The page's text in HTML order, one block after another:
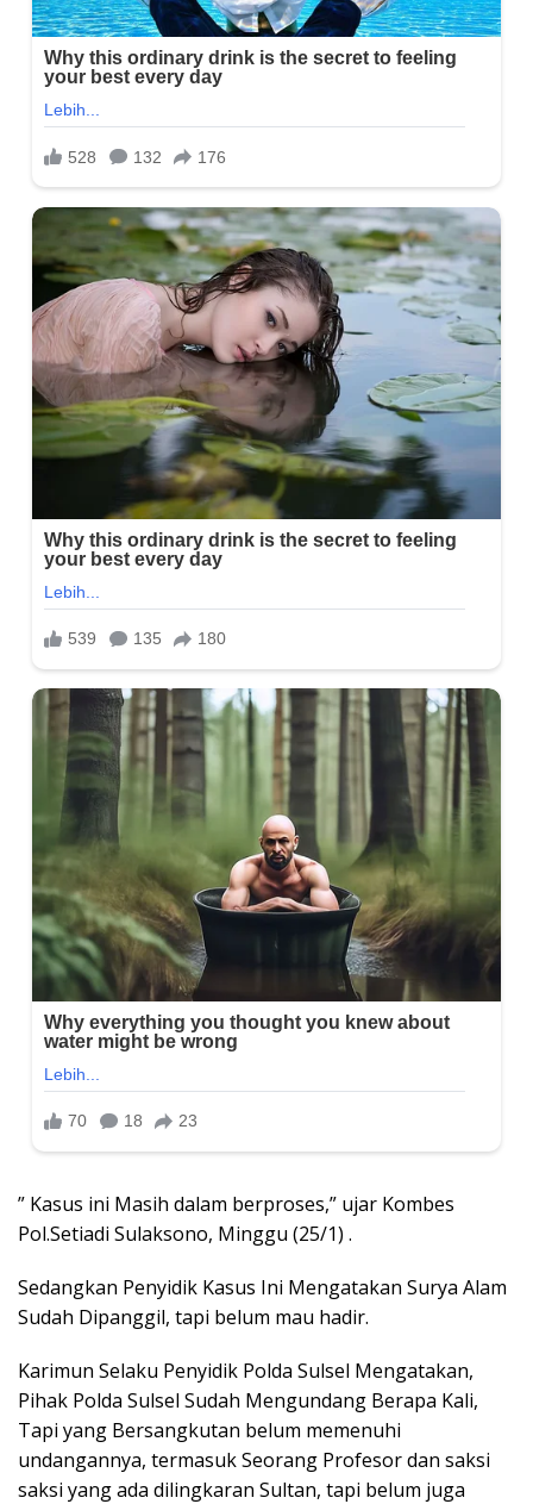
” Kasus ini Masih dalam berproses,” ujar Kombes
Pol.Setiadi Sulaksono, Minggu (25/1) .
Sedangkan Penyidik Kasus Ini Mengatakan Surya Alam
Sudah Dipanggil, tapi belum mau hadir.
Karimun Selaku Penyidik Polda Sulsel Mengatakan,
Pihak Polda Sulsel Sudah Mengundang Berapa Kali,
Tapi yang Bersangkutan belum memenuhi
undangannya, termasuk Seorang Profesor dan saksi
saksi yang ada dilingkaran Sultan, tapi belum juga